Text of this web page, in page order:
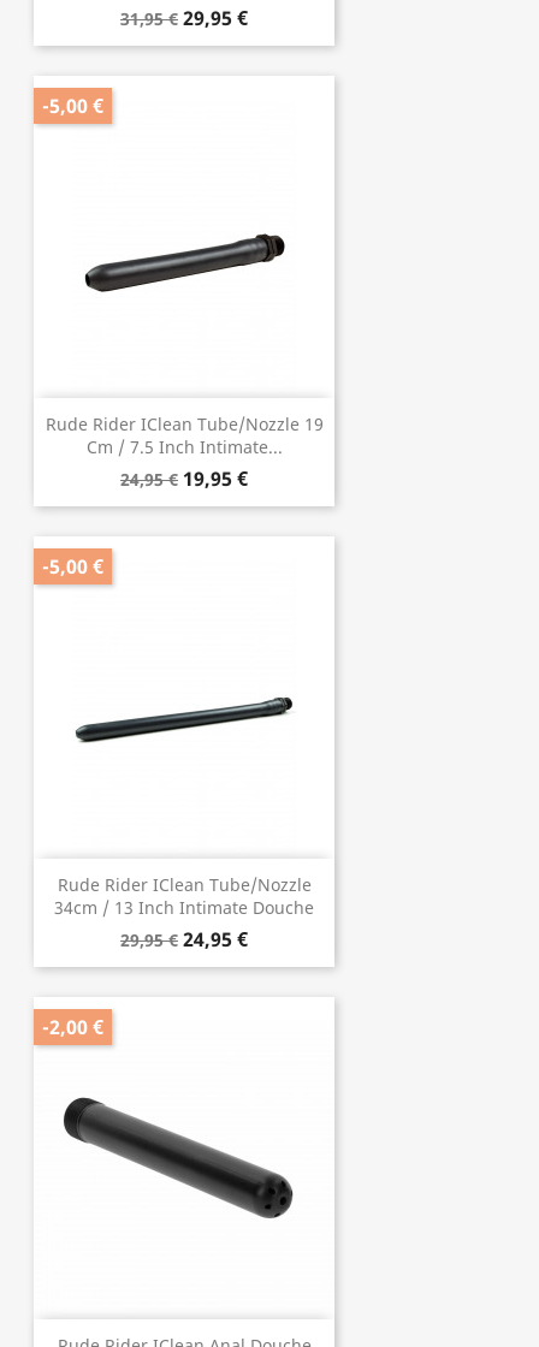
31,95 € 29,95 €
Rude Rider IClean Tube/Nozzle 19
Cm / 7.5 Inch Intimate...
24,95 € 19,95 €
-5,00 €
Rude Rider IClean Tube/Nozzle
34cm / 13 Inch Intimate Douche
29,95 € 24,95 €
-5,00 €
-2,00 €